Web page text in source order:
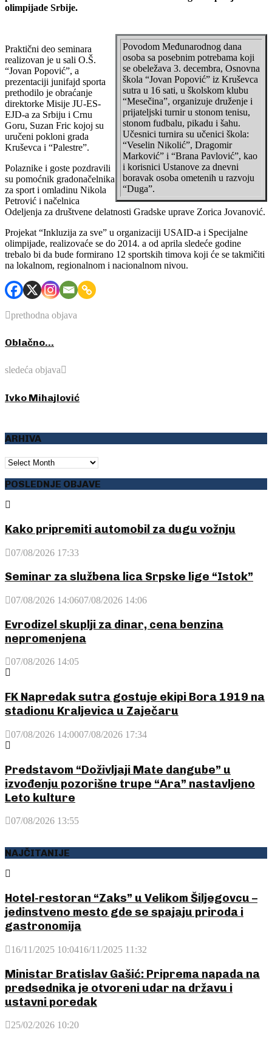
olimpijade Srbije.
Povodom Međunarodnog dana
osoba sa posebnim potrebama koji
se obeležava 3. decembra, Osnovna
škola “Jovan Popović” iz Kruševca
sutra u 16 sati, u školskom klubu
“Mesečina”, organizuje druženje i
prijateljski turnir u stonom tenisu,
stonom fudbalu, pikadu i šahu.
Učesnici turnira su učenici škola:
“Veselin Nikolić”, Dragomir
Marković” i “Brana Pavlović”, kao
i korisnici Ustanove za dnevni
boravak osoba ometenih u razvoju
“Duga”.
Praktični deo seminara
realizovan je u sali O.Š.
“Jovan Popović”, a
prezentaciji junifajd sporta
prethodilo je obraćanje
direktorke Misije JU-ES-
EJD-a za Srbiju i Crnu
Goru, Suzan Fric kojoj su
uručeni pokloni grada
Kruševca i “Palestre”.
Polaznike i goste pozdravili
su pomoćnik gradonačelnika
za sport i omladinu Nikola
Petrović i načelnica
Odeljenja za društvene delatnosti Gradske uprave Zorica Jovanović.
Projekat “Inkluzija za sve” u organizaciji USAID-a i Specijalne
olimpijade, realizovaće se do 2014. a od aprila sledeće godine
trebalo bi da bude formirano 12 sportskih timova koji će se takmičiti
na lokalnom, regionalnom i nacionalnom nivou.
prethodna objava
Oblačno…
sledeća objava
Ivko Mihajlović
ARHIVA
ARHIVA
POSLEDNJE OBJAVE
Kako pripremiti automobil za dugu vožnju
07/08/2026 17:33
Seminar za službena lica Srpske lige “Istok”
07/08/2026 14:0607/08/2026 14:06
Evrodizel skuplji za dinar, cena benzina
nepromenjena
07/08/2026 14:05
FK Napredak sutra gostuje ekipi Bora 1919 na
stadionu Kraljevica u Zaječaru
07/08/2026 14:0007/08/2026 17:34
Predstavom “Doživljaji Mate dangube” u
izvođenju pozorišne trupe “Ara” nastavljeno
Leto kulture
07/08/2026 13:55
NAJČITANIJE
Hotel-restoran “Zaks” u Velikom Šiljegovcu –
jedinstveno mesto gde se spajaju priroda i
gastronomija
16/11/2025 10:0416/11/2025 11:32
Ministar Bratislav Gašić: Priprema napada na
predsednika je otvoreni udar na državu i
ustavni poredak
25/02/2026 10:20